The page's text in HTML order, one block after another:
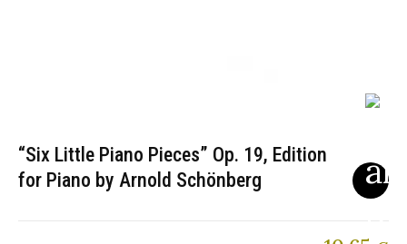
“Six Little Piano Pieces” Op. 19, Edition
for Piano by Arnold Schönberg